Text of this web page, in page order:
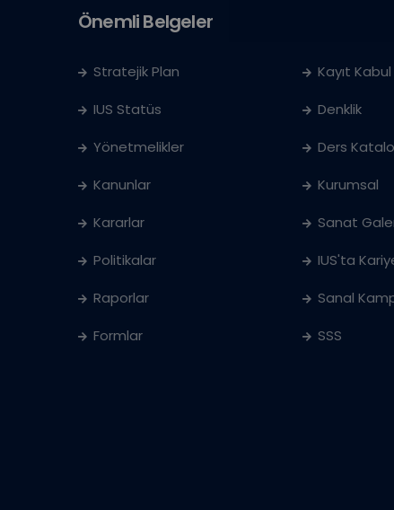
Önemli Belgeler
Stratejik Plan
IUS Statüs
Yönetmelikler
Kanunlar
Kararlar
Politikalar
Raporlar
Formlar
Kayıt Kabul
Denklik
Ders
Kurumsal
Sanat
IUS'ta
Sanal
SSS